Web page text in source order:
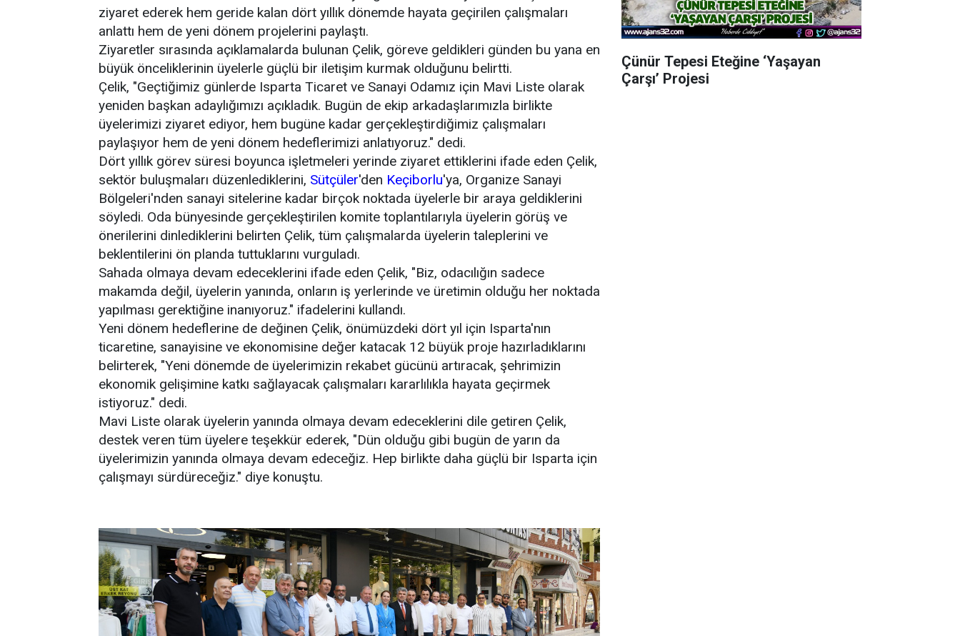
ziyaret ederek hem geride kalan dört yıllık dönemde hayata geçirilen çalışmaları
anlattı hem de yeni dönem projelerini paylaştı.
Ziyaretler sırasında açıklamalarda bulunan Çelik, göreve geldikleri günden bu yana en
büyük önceliklerinin üyelerle güçlü bir iletişim kurmak olduğunu belirtti.
Çelik, "Geçtiğimiz günlerde Isparta Ticaret ve Sanayi Odamız için Mavi Liste olarak
yeniden başkan adaylığımızı açıkladık. Bugün de ekip arkadaşlarımızla birlikte
üyelerimizi ziyaret ediyor, hem bugüne kadar gerçekleştirdiğimiz çalışmaları
paylaşıyor hem de yeni dönem hedeflerimizi anlatıyoruz." dedi.
Dört yıllık görev süresi boyunca işletmeleri yerinde ziyaret ettiklerini ifade eden Çelik,
sektör buluşmaları düzenlediklerini, Sütçüler'den Keçiborlu'ya, Organize Sanayi
Bölgeleri'nden sanayi sitelerine kadar birçok noktada üyelerle bir araya geldiklerini
söyledi. Oda bünyesinde gerçekleştirilen komite toplantılarıyla üyelerin görüş ve
önerilerini dinlediklerini belirten Çelik, tüm çalışmalarda üyelerin taleplerini ve
beklentilerini ön planda tuttuklarını vurguladı.
Sahada olmaya devam edeceklerini ifade eden Çelik, "Biz, odacılığın sadece
makamda değil, üyelerin yanında, onların iş yerlerinde ve üretimin olduğu her noktada
yapılması gerektiğine inanıyoruz." ifadelerini kullandı.
Yeni dönem hedeflerine de değinen Çelik, önümüzdeki dört yıl için Isparta'nın
ticaretine, sanayisine ve ekonomisine değer katacak 12 büyük proje hazırladıklarını
belirterek, "Yeni dönemde de üyelerimizin rekabet gücünü artıracak, şehrimizin
ekonomik gelişimine katkı sağlayacak çalışmaları kararlılıkla hayata geçirmek
istiyoruz." dedi.
Mavi Liste olarak üyelerin yanında olmaya devam edeceklerini dile getiren Çelik,
destek veren tüm üyelere teşekkür ederek, "Dün olduğu gibi bugün de yarın da
üyelerimizin yanında olmaya devam edeceğiz. Hep birlikte daha güçlü bir Isparta için
çalışmayı sürdüreceğiz." diye konuştu.
Çünür Tepesi Eteğine ‘Yaşayan
Çarşı’ Projesi